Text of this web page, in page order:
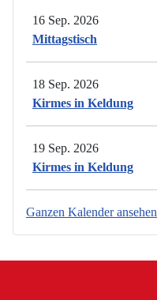
16 Sep. 2026
Mittagstisch
18 Sep. 2026
Kirmes in Keldung
19 Sep. 2026
Kirmes in Keldung
Ganzen Kalender ansehen